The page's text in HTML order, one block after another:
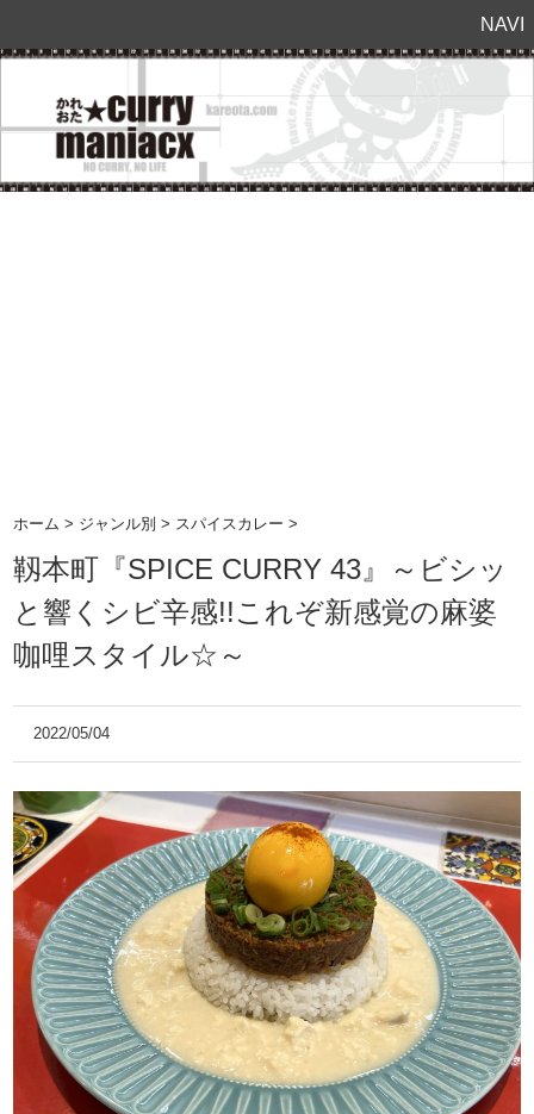
NAVI
ホーム > ジャンル別 > スパイスカレー >
靱本町『SPICE CURRY 43』～ビシッ
と響くシビ辛感!!これぞ新感覚の麻婆
咖哩スタイル☆～
2022/05/04